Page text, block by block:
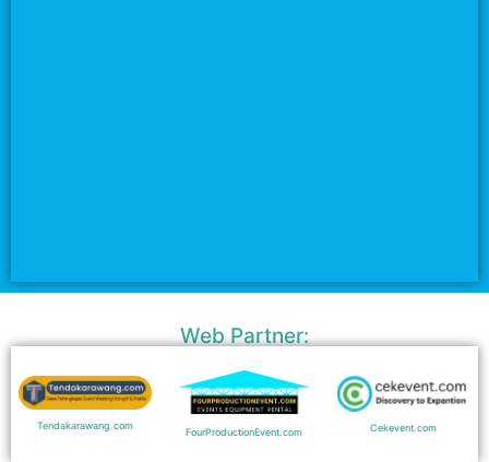
Web Partner:
Tendakarawang.com FourProductionEvent.com Cekevent.com